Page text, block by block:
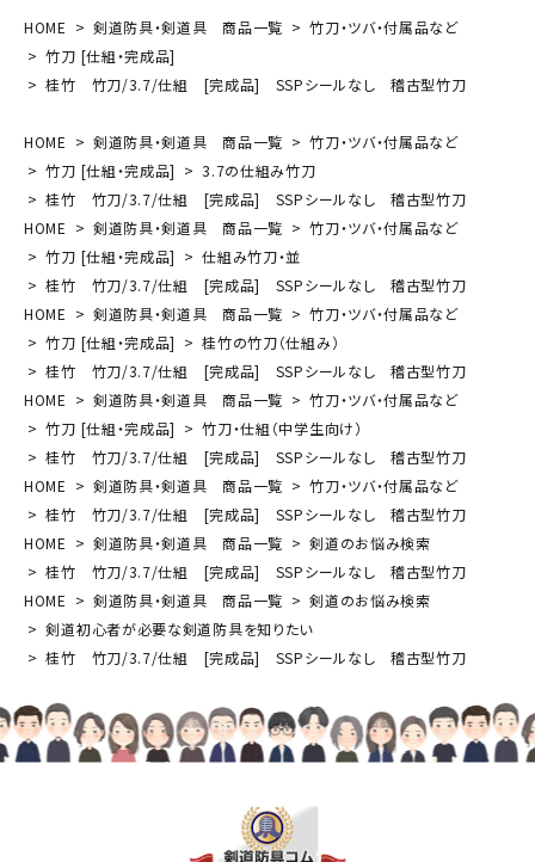
HOME 剣道防具・剣道具 商品一覧
竹刀・ツバ・付属品など
竹刀 [仕組・完成品]
桂竹 竹刀/3.7/仕組 [完成品] SSPシールなし 稽古型竹刀
HOME 剣道防具・剣道具 商品一覧
竹刀・ツバ・付属品など
竹刀 [仕組・完成品]
3.7の仕組み竹刀
桂竹 竹刀/3.7/仕組 [完成品] SSPシールなし 稽古型竹刀
HOME
剣道防具・剣道具 商品一覧
竹刀・ツバ・付属品など
竹刀 [仕組・完成品]
仕組み竹刀・並
桂竹 竹刀/3.7/仕組 [完成品] SSPシールなし 稽古型竹刀
HOME
剣道防具・剣道具 商品一覧
竹刀・ツバ・付属品など
竹刀 [仕組・完成品]
桂竹の竹刀（仕組み）
桂竹 竹刀/3.7/仕組 [完成品] SSPシールなし 稽古型竹刀
HOME
剣道防具・剣道具 商品一覧
竹刀・ツバ・付属品など
竹刀 [仕組・完成品]
竹刀・仕組（中学生向け）
桂竹 竹刀/3.7/仕組 [完成品] SSPシールなし 稽古型竹刀
HOME
剣道防具・剣道具 商品一覧
竹刀・ツバ・付属品など
桂竹 竹刀/3.7/仕組 [完成品] SSPシールなし 稽古型竹刀
HOME
剣道防具・剣道具 商品一覧
剣道のお悩み検索
桂竹 竹刀/3.7/仕組 [完成品] SSPシールなし 稽古型竹刀
HOME
剣道防具・剣道具 商品一覧
剣道のお悩み検索
剣道初心者が必要な剣道防具を知りたい
桂竹 竹刀/3.7/仕組 [完成品] SSPシールなし 稽古型竹刀